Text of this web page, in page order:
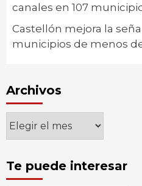
canales en 107
Castellón mejora la
municipios de menos
Archivos
Te puede interesar